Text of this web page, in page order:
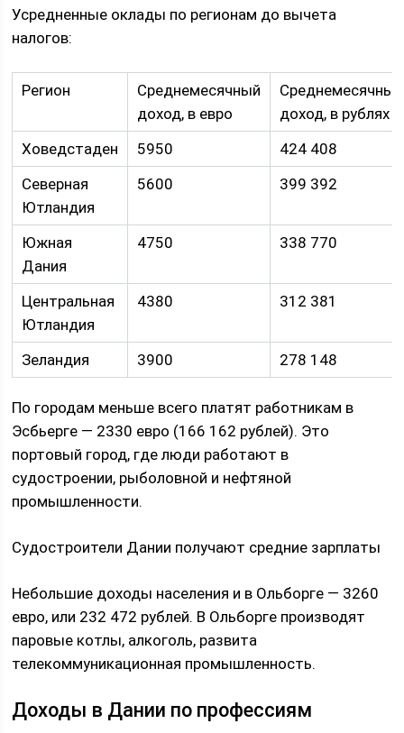
Усредненные оклады по регионам до вычета
налогов:
Регион
Среднемесячный
доход, в евро
Среднемесячный
доход, в рублях
Ховедстаден
5950
424 408
Северная
Ютландия
5600 399 392
Южная
Дания
4750 338 770
Центральная
Ютландия
4380 312 381
Зеландия 3900 278 148
По городам меньше всего платят работникам в
Эсбьерге — 2330 евро (166 162 рублей). Это
портовый город, где люди работают в
судостроении, рыболовной и нефтяной
промышленности.
Судостроители Дании получают средние зарплаты
Небольшие доходы населения и в Ольборге — 3260
евро, или 232 472 рублей. В Ольборге производят
паровые котлы, алкоголь, развита
телекоммуникационная промышленность.
Доходы в Дании по профессиям